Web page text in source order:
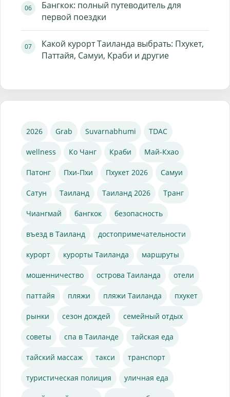
Бангкок: полный путеводитель для
первой поездки
Какой курорт Таиланда выбрать: Пхукет,
Паттайя, Самуи, Краби и другие
2026 Grab Suvarnabhumi TDAC
wellness Ко Чанг Краби Май-Кхао
Патонг Пхи-Пхи Пхукет 2026 Самуи
Сатун Таиланд Таиланд 2026 Транг
Чиангмай бангкок безопасность
въезд в Таиланд достопримечательности
курорт курорты Таиланда маршруты
мошенничество острова Таиланда отели
паттайя пляжи пляжи Таиланда пхукет
рынки сезон дождей семейный отдых
советы спа в Таиланде тайская еда
тайский массаж такси транспорт
туристическая полиция уличная еда